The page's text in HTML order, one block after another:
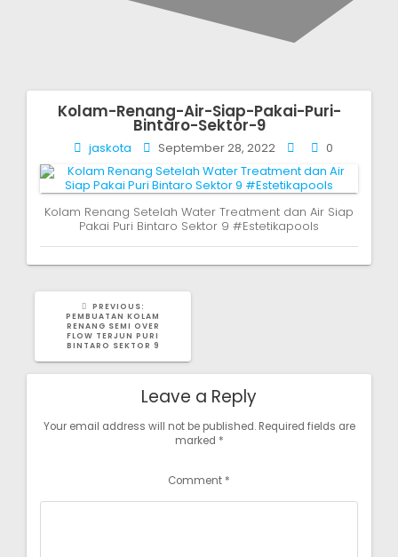
Kolam-Renang-Air-Siap-Pakai-Puri-
Bintaro-Sektor-9
jaskota September 28, 2022 0
Kolam Renang Setelah Water Treatment dan Air Siap
Pakai Puri Bintaro Sektor 9 #Estetikapools
Post
PREVIOUS:
POST:
PEMBUATAN KOLAM
RENANG SEMI OVER
FLOW TERJUN PURI
BINTARO SEKTOR 9
Leave a Reply
Your email address will not be published. Required fields are
marked *
Comment *